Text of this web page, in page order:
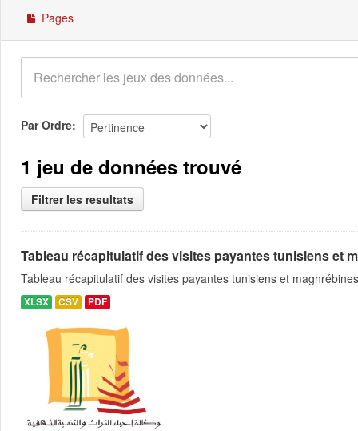
Pages
Par Ordre
1 jeu de données trouvé
Filtrer les resultats
Tableau récapitulatif des visites payantes tunisiens et
Tableau récapitulatif des visites payantes tunisiens et
XLSX CSV PDF